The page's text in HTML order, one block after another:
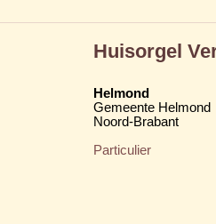
Huisorgel
Helmond
Gemeente Helmond
Noord-Brabant
Particulier